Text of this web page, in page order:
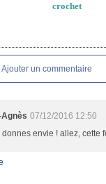
crochet
Ajouter un commentaire
Agnès 07/12/2016 12:50
donnes envie ! allez, cette